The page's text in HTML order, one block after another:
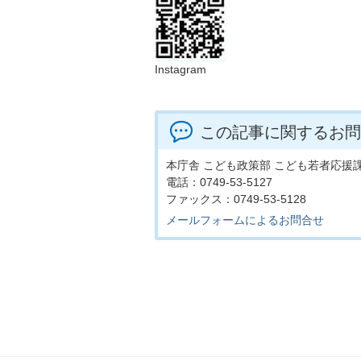
Instagram
この記事に関するお
本庁舎 こども政策部 こども若者応援
電話：0749-53-5127
ファックス：0749-53-5128
メールフォームによるお問合せ